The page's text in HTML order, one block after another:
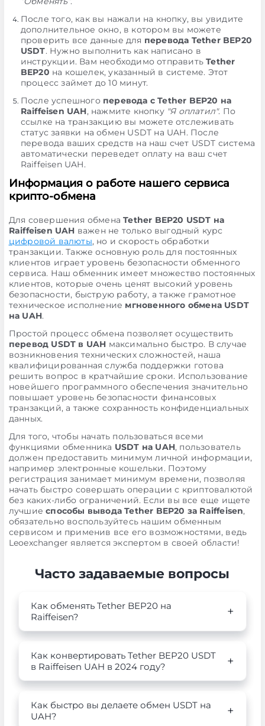
После того, как вы нажали на кнопку, вы увидите
дополнительное окно, в котором вы можете
проверить все данные для перевода Tether BEP20
USDT. Нужно выполнить как написано в
инструкции. Вам необходимо отправитьTether
BEP20 на кошелек, указанный в системе. Этот
процесс займет до 10 минут.
После успешного перевода с Tether BEP20 на
Raiffeisen UAH, нажмите кнопку "Я оплатил". По
ссылке на транзакцию вы можете отслеживать
статус заявки на обмен USDT на UAH. После
перевода ваших средств на наш счет USDT система
автоматически переведет оплату на ваш счет
Raiffeisen UAH.
Информация о работе нашего сервиса
крипто-обмена
Для совершения обменаTether BEP20 USDT на
Raiffeisen UAH важен не только выгодный курс
цифровой валюты, но и скорость обработки
транзакции. Также основную роль для постоянных
клиентов играет уровень безопасности обменного
сервиса. Наш обменник имеет множество постоянных
клиентов, которые очень ценят высокий уровень
безопасности, быструю работу, а также грамотное
техническое исполнение мгновенного обмена USDT
на UAH.
Простой процесс обмена позволяет осуществить
перевод USDT в UAH максимально быстро. В случае
возникновения технических сложностей, наша
квалифицированная служба поддержки готова
решить вопрос в кратчайшие сроки. Использование
новейшего программного обеспечения значительно
повышает уровень безопасности финансовых
транзакций, а также сохранность конфиденциальных
данных.
Для того, чтобы начать пользоваться всеми
функциями обменника USDT на UAH, пользователь
должен предоставить минимум личной информации,
например электронные кошельки. Поэтому
регистрация занимает минимум времени, позволяя
начать быстро совершать операции с криптовалютой
без каких-либо ограничений. Если вы все еще ищете
лучшиеспособы вывода Tether BEP20 за Raiffeisen,
обязательно воспользуйтесь нашим обменным
сервисом и применив все его возможностями, ведь
Leoexchanger является экспертом в своей области!
Часто задаваемые вопросы
Как обменять Tether BEP20 на
Raiffeisen?
Как конвертировать Tether BEP20 USDT
в Raiffeisen UAH в 2024 году?
Как быстро вы делаете обмен USDT на
UAH?